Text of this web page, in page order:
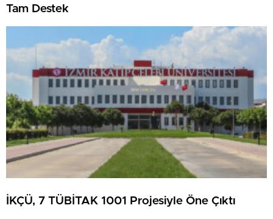
Tam Destek
İKÇÜ, 7 TÜBİTAK 1001 Projesiyle Öne Çıktı